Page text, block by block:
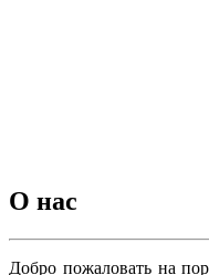
О нас
Добро пожаловать на